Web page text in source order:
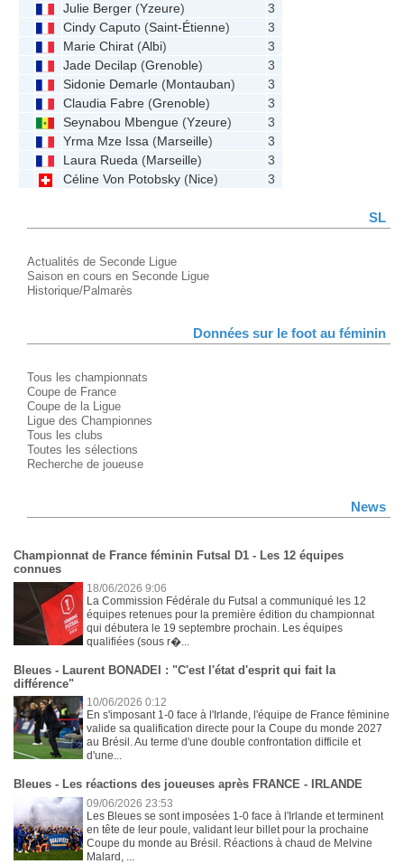
Julie Berger (Yzeure)
3
Cindy Caputo (Saint-Étienne)
3
Marie Chirat (Albi)
3
Jade Decilap (Grenoble)
3
Sidonie Demarle (Montauban)
3
Claudia Fabre (Grenoble)
3
Seynabou Mbengue (Yzeure)
3
Yrma Mze Issa (Marseille)
3
Laura Rueda (Marseille)
3
Céline Von Potobsky (Nice) 3
SL
Actualités de Seconde Ligue
Saison en cours en Seconde Ligue
Historique/Palmarès
Données sur le foot au féminin
Tous les championnats
Coupe de France
Coupe de la Ligue
Ligue des Championnes
Tous les clubs
Toutes les sélections
Recherche de joueuse
News
Championnat de France féminin Futsal D1 - Les 12 équipes
connues
18/06/2026 9:06
La Commission Fédérale du Futsal a communiqué les 12
équipes retenues pour la première édition du championnat
qui débutera le 19 septembre prochain. Les équipes
qualifiées (sous r�...
Bleues - Laurent BONADEI : "C'est l'état d'esprit qui fait la
différence"
10/06/2026 0:12
En s'imposant 1-0 face à l'Irlande, l'équipe de France féminine
valide sa qualification directe pour la Coupe du monde 2027
au Brésil. Au terme d'une double confrontation difficile et
d'une...
Bleues - Les réactions des joueuses après FRANCE - IRLANDE
09/06/2026 23:53
Les Bleues se sont imposées 1-0 face à l'Irlande et terminent
en tête de leur poule, validant leur billet pour la prochaine
Coupe du monde au Brésil. Réactions à chaud de Melvine
Malard, ...